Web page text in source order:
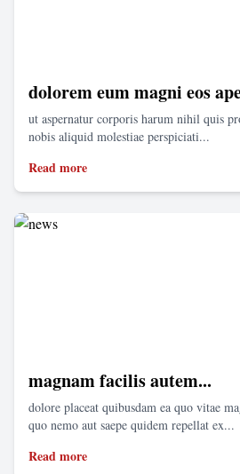
dolorem eum magni eos
ut aspernatur corporis harum nihil quis
nobis aliquid molestiae perspiciati...
Read more
magnam facilis autem...
dolore placeat quibusdam ea quo vitae
quo nemo aut saepe quidem repellat ex...
Read more